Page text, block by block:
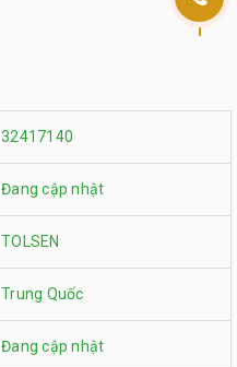
32417140
Đang cập nhật
TOLSEN
Trung Quốc
Đang cập nhật